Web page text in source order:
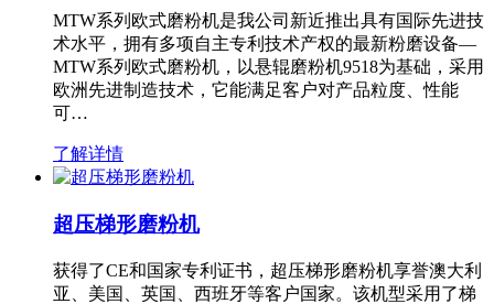
MTW系列欧式磨粉机是我公司新近推出具有国际先进技
术水平，拥有多项自主专利技术产权的最新粉磨设备—
MTW系列欧式磨粉机，以悬辊磨粉机9518为基础，采用
欧洲先进制造技术，它能满足客户对产品粒度、性能
可…
了解详情
超压梯形磨粉机
获得了CE和国家专利证书，超压梯形磨粉机享誉澳大利
亚、美国、英国、西班牙等客户国家。该机型采用了梯